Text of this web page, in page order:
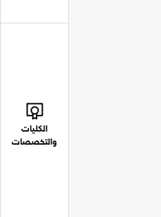
الكليات
والتخصصات